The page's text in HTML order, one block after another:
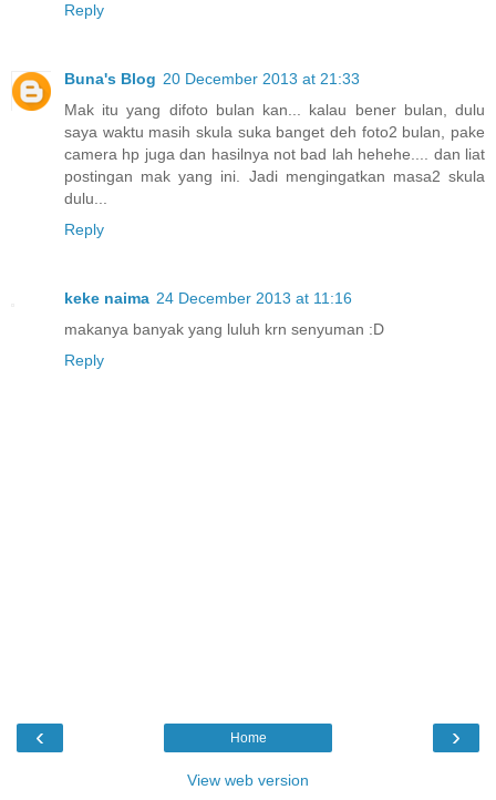
Reply
Buna's Blog 20 December 2013 at 21:33
Mak itu yang difoto bulan kan... kalau bener bulan, dulu
saya waktu masih skula suka banget deh foto2 bulan, pake
camera hp juga dan hasilnya not bad lah hehehe.... dan liat
postingan mak yang ini. Jadi mengingatkan masa2 skula
dulu...
Reply
keke naima 24 December 2013 at 11:16
makanya banyak yang luluh krn senyuman :D
Reply
‹ ›
Home
View web version